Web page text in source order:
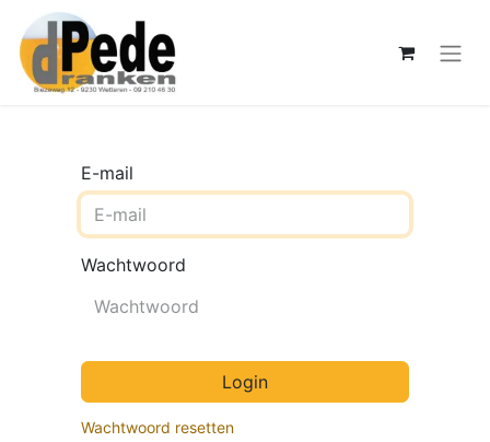
E-mail
Wachtwoord
Login
Wachtwoord resetten